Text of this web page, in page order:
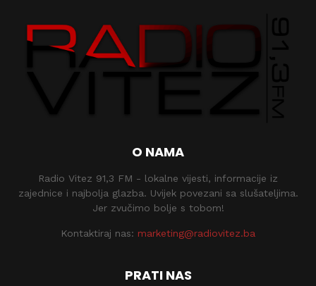
O NAMA
Radio Vitez 91,3 FM - lokalne vijesti, informacije iz
zajednice i najbolja glazba. Uvijek povezani sa slušateljima.
Jer zvučimo bolje s tobom!
Kontaktiraj nas: marketing@radiovitez.ba
PRATI NAS